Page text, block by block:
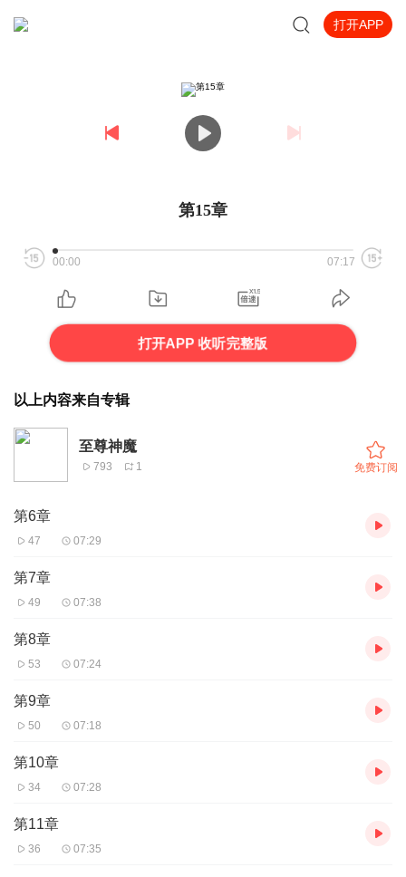
打开APP
第15章
00:00 07:17
打开APP 收听完整版
以上内容来自专辑
至尊神魔
793 1 免费订阅
第6章
47 07:29
第7章
49 07:38
第8章
53 07:24
第9章
50 07:18
第10章
34 07:28
第11章
36 07:35